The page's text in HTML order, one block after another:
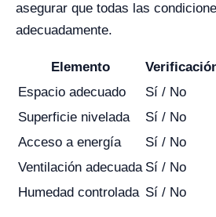
asegurar que todas las
adecuadamente.
Elemento
Espacio adecuado
Sí / No
Superficie nivelada
Sí / No
Acceso a energía
Sí / No
Ventilación adecuada Sí / No
Humedad controlada Sí / No